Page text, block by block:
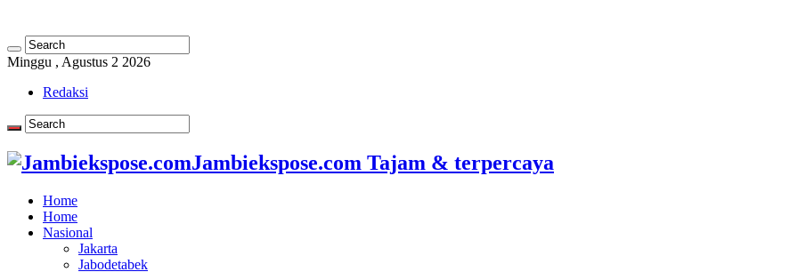
Minggu , Agustus 2 2026
Redaksi
Jambiekspose.com Tajam & terpercaya
Home
Home
Nasional
Jakarta
Jabodetabek